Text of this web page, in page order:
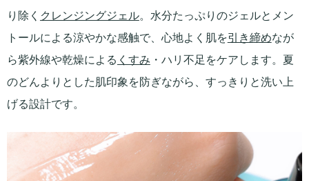
り除く クレンジングジェル。水分たっぷりのジェルとメン
トールによる涼やかな感触で、心地よく肌を引き締めなが
ら紫外線や乾燥による くすみ ・ハリ不足をケアします。夏
のどんよりとした肌印象を防ぎながら、すっきりと洗い上
げる設計です。